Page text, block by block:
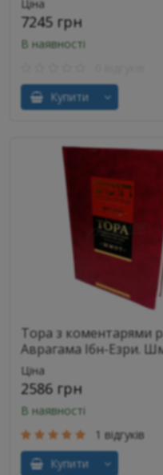
Ціна
7245 грн
В наявності
Купити
Тора з коментарями
Аврагама Ібн-Езри.
Ціна
2586 грн
В наявності
1 відгуків
Купити